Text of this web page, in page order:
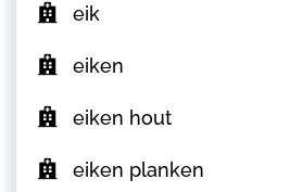
eik
eiken
eiken hout
eiken planken